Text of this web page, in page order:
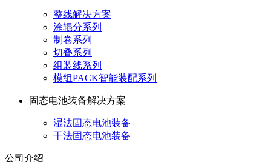
整线解决方案
涂辊分系列
制卷系列
切叠系列
组装线系列
模组PACK智能装配系列
固态电池装备解决方案
湿法固态电池装备
干法固态电池装备
公司介绍